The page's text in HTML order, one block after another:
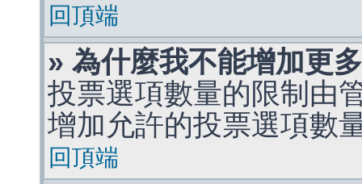
回頂端
» 為什麼我不能增加更
投票選項數量的限制由
增加允許的投票選項數
回頂端